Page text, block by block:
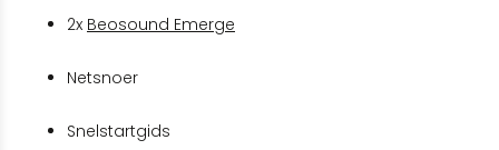
2x Beosound Emerge
Netsnoer
Snelstartgids